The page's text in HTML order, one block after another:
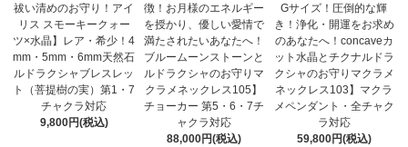
祓い清めのお守り！アイ
リス スモーキークォー
ツ×水晶】レア・希少！4
mm・5mm・6mm天然石
ルドラクシャブレスレッ
ト（菩提樹の実）第1・7
チャクラ対応
9,800円(税込)
徴！お月様のエネルギー
を授かり、優しい愛情で
満たされたいあなたへ！
ブルームーンストーンと
ルドラクシャのお守りマ
クラメネックレス105】
チョーカー 第5・6・7チ
ャクラ対応
88,000円(税込)
Gサイズ！圧倒的な輝
き！浄化・開運をお求め
のあなたへ！concaveカ
ット水晶とチクナルドラ
クシャのお守りマクラメ
ネックレス103】マクラ
メペンダント・全チャク
ラ対応
59,800円(税込)